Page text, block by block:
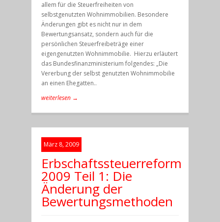
allem für die Steuerfreiheiten von
selbstgenutzten Wohnimmobilien. Besondere
Änderungen gibt es nicht nur in dem
Bewertungsansatz, sondern auch für die
persönlichen Steuerfreibeträge einer
eigengenutzten Wohnimmobilie. Hierzu erläutert
das Bundesfinanzministerium folgendes: „Die
Vererbung der selbst genutzten Wohnimmobilie
an einen Ehegatten..
weiterlesen →
März 8, 2009
Erbschaftssteuerreform
2009 Teil 1: Die
Änderung der
Bewertungsmethoden